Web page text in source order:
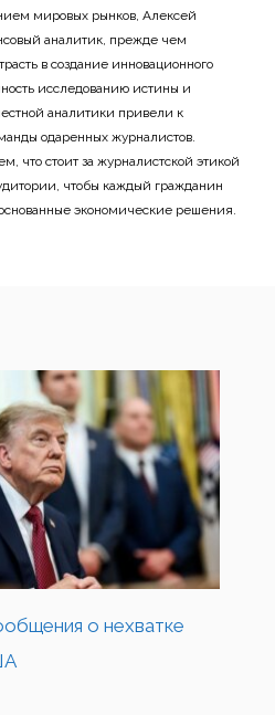
мировых рынков, Алексей
аналитик, прежде чем
в создание инновационного
исследованию истины и
аналитики привели к
одаренных журналистов.
что стоит за журналистской этикой
чтобы каждый гражданин
экономические решения.
о нехватке